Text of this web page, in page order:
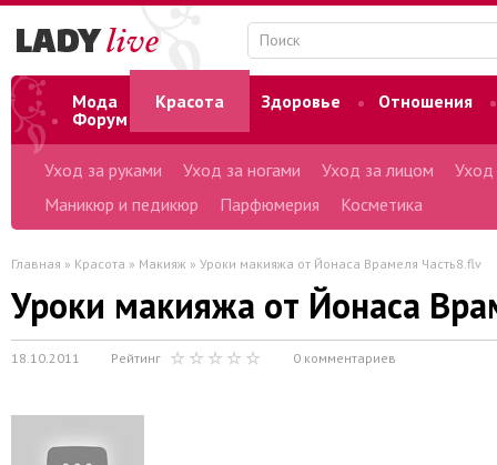
Мода Красота Здоровье
Отношения
Форум
Уход за руками Уход за ногами Уход за лицом
Уход
Маникюр и педикюр
Парфюмерия Косметика
Главная » Красота » Макияж » Уроки макияжа от Йонаса Врамеля Часть8.flv
Уроки макияжа от Йонаса
18.10.2011 Рейтинг 0 комментариев